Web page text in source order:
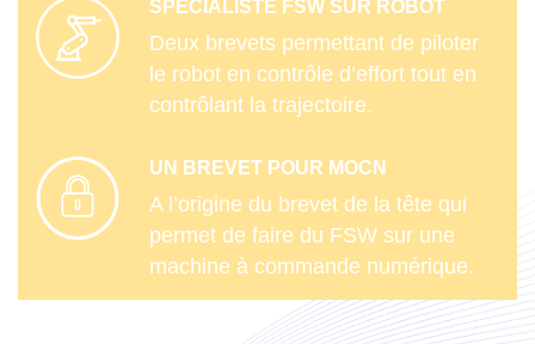
SPÉCIALISTE FSW SUR ROBOT
Deux brevets permettant de piloter
le robot en contrôle d’effort tout en
contrôlant la trajectoire.
UN BREVET POUR MOCN
A l’origine du brevet de la tête qui
permet de faire du FSW sur une
machine à commande numérique.